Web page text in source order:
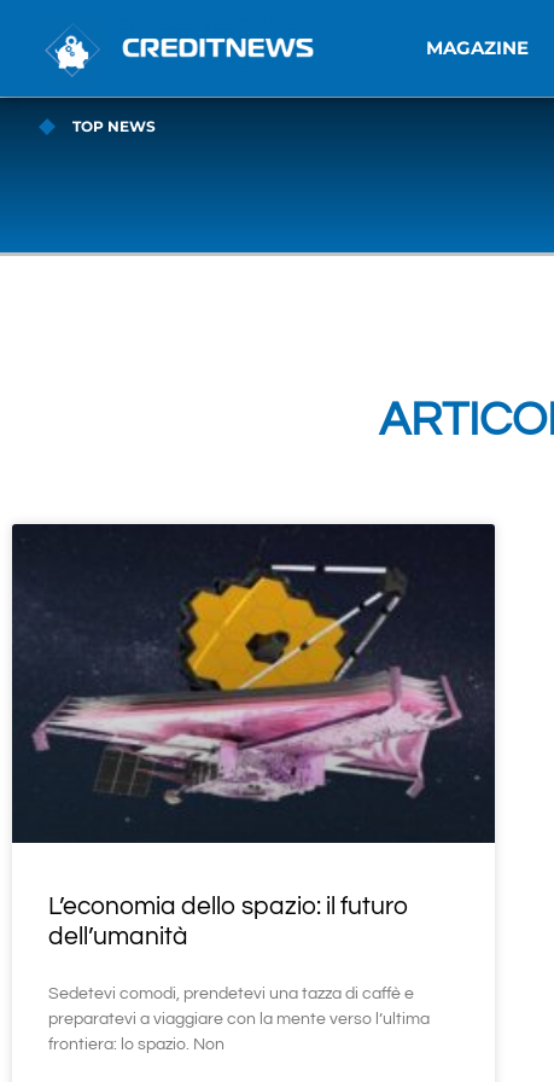
MAGAZINE
TOP NEWS
L’economia dello spazio: il futuro
dell’umanità
Sedetevi comodi, prendetevi una tazza di caffè e
preparatevi a viaggiare con la mente verso l’ultima
frontiera: lo spazio. Non